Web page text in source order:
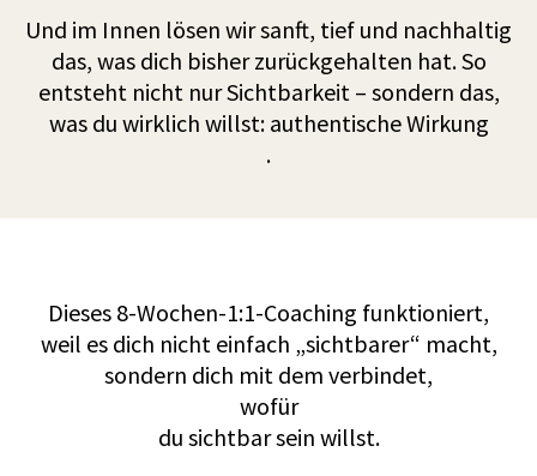
Und im Innen lösen wir sanft, tief und nachhaltig
das, was dich bisher zurückgehalten hat. So
entsteht nicht nur Sichtbarkeit – sondern das,
was du wirklich willst: authentische Wirkung
.
Dieses 8-Wochen-1:1-Coaching funktioniert,
weil es dich nicht einfach „sichtbarer“ macht,
sondern dich mit dem verbindet,
wofür
du sichtbar sein willst.